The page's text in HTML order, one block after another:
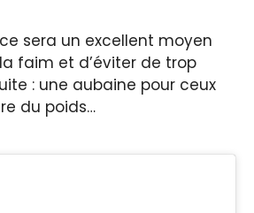
sera un excellent moyen
faim et d’éviter de trop
: une aubaine pour ceux
du poids…